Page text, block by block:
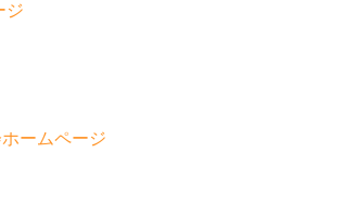
ジ
ームページ